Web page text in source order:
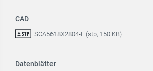
CAD
SCA5618X2804-L (stp, 150 KB)
Datenblätter